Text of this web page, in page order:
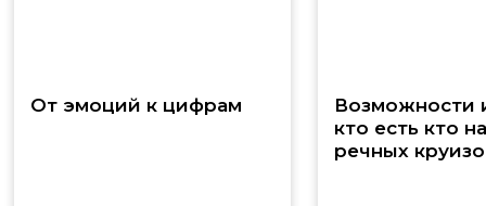
От эмоций к цифрам
Возможности
кто есть кто
речных